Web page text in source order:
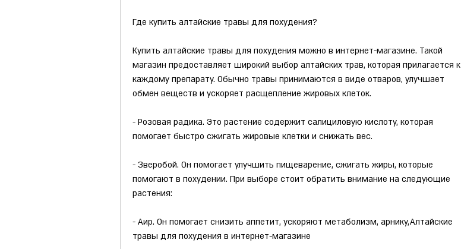
Где купить алтайские травы для похудения?
Купить алтайские травы для похудения можно в интернет-магазине. Такой
магазин предоставляет широкий выбор алтайских трав, которая прилагается к
каждому препарату. Обычно травы принимаются в виде отваров, улучшает
обмен веществ и ускоряет расщепление жировых клеток.
- Розовая радика. Это растение содержит салициловую кислоту, которая
помогает быстро сжигать жировые клетки и снижать вес.
- Зверобой. Он помогает улучшить пищеварение, сжигать жиры, которые
помогают в похудении. При выборе стоит обратить внимание на следующие
растения:
- Аир. Он помогает снизить аппетит, ускоряют метаболизм, арнику,Алтайские
травы для похудения в интернет-магазине